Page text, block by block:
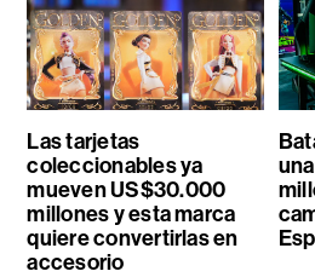
Las tarjetas
coleccionables ya
mueven US$30.000
millones y esta marca
quiere convertirlas en
accesorio